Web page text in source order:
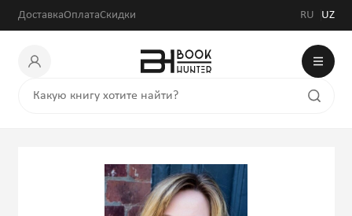
ДоставкаОплатаСкидки RU UZ